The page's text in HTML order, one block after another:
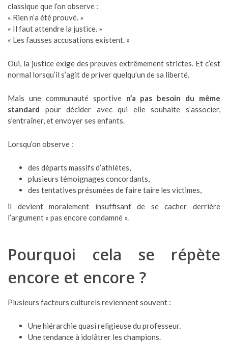
classique que l’on observe :
« Rien n’a été prouvé. »
« Il faut attendre la justice. »
« Les fausses accusations existent. »
Oui, la justice exige des preuves extrêmement strictes. Et c’est
normal lorsqu’il s’agit de priver quelqu’un de sa liberté.
Mais une communauté sportive n’a pas besoin du même
standard pour décider avec qui elle souhaite s’associer,
s’entraîner, et envoyer ses enfants.
Lorsqu’on observe :
des départs massifs d’athlètes,
plusieurs témoignages concordants,
des tentatives présumées de faire taire les victimes,
il devient moralement insuffisant de se cacher derrière
l’argument « pas encore condamné ».
Pourquoi cela se répète
encore et encore ?
Plusieurs facteurs culturels reviennent souvent :
Une hiérarchie quasi religieuse du professeur.
Une tendance à idolâtrer les champions.